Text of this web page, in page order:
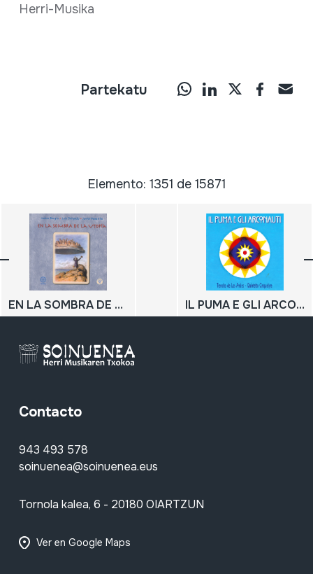
Herri-Musika
Partekatu
Elemento: 1351 de 15871
EN LA SOMBRA DE LA UTOPÍA IL PUMA E GLI ARCONAUTI
Contacto
943 493 578
soinuenea@soinuenea.eus
Tornola kalea, 6 - 20180 OIARTZUN
Ver en Google Maps